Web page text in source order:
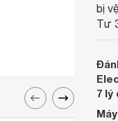
bị
Tư
của
7 lý